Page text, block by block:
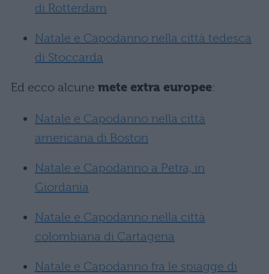
di Rotterdam
Natale e Capodanno nella città tedesca
di Stoccarda
Ed ecco alcune mete extra europee:
Natale e Capodanno nella città
americana di Boston
Natale e Capodanno a Petra, in
Giordania
Natale e Capodanno nella città
colombiana di Cartagena
Natale e Capodanno fra le spiagge di